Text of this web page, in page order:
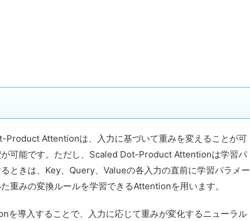
Product Attentionは、入力に基づいて重みを変えることが可
可能です。ただし、Scaled Dot-Product Attentionは学習パ
ときは、Key、Query、Valueの各入力の直前に学習パラメー
重みの変換ルールを学習できるAttentionを用います。
導入することで、入力に応じて重みが変化するニューラル